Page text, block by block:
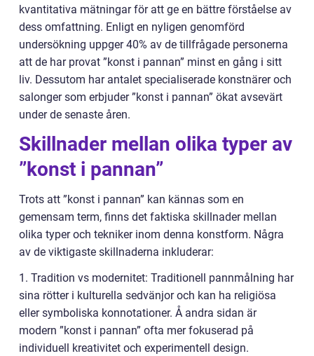
kvantitativa mätningar för att ge en bättre förståelse av
dess omfattning. Enligt en nyligen genomförd
undersökning uppger 40% av de tillfrågade personerna
att de har provat ”konst i pannan” minst en gång i sitt
liv. Dessutom har antalet specialiserade konstnärer och
salonger som erbjuder ”konst i pannan” ökat avsevärt
under de senaste åren.
Skillnader mellan olika typer av
”konst i pannan”
Trots att ”konst i pannan” kan kännas som en
gemensam term, finns det faktiska skillnader mellan
olika typer och tekniker inom denna konstform. Några
av de viktigaste skillnaderna inkluderar:
1. Tradition vs modernitet: Traditionell pannmålning har
sina rötter i kulturella sedvänjor och kan ha religiösa
eller symboliska konnotationer. Å andra sidan är
modern ”konst i pannan” ofta mer fokuserad på
individuell kreativitet och experimentell design.